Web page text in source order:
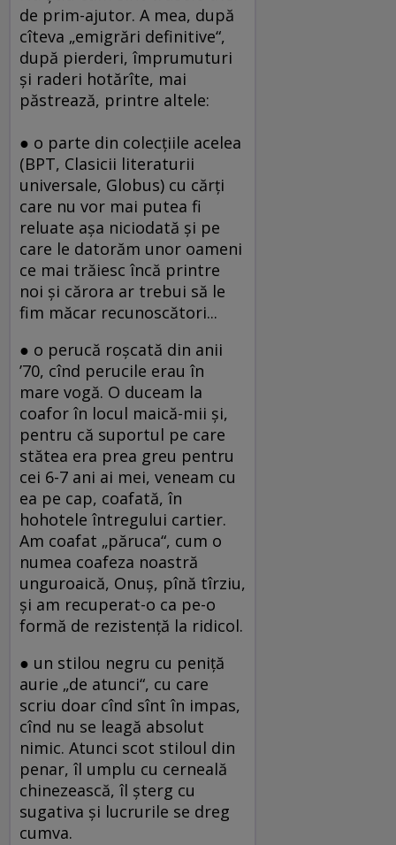
de prim-ajutor. A mea, după
cîteva „emigrări definitive“,
după pierderi, împrumuturi
şi raderi hotărîte, mai
păstrează, printre altele:
● o parte din colecţiile acelea
(BPT, Clasicii literaturii
universale, Globus) cu cărţi
care nu vor mai putea fi
reluate aşa niciodată şi pe
care le datorăm unor oameni
ce mai trăiesc încă printre
noi şi cărora ar trebui să le
fim măcar recunoscători...
● o perucă roşcată din anii
’70, cînd perucile erau în
mare vogă. O duceam la
coafor în locul maică-mii şi,
pentru că suportul pe care
stătea era prea greu pentru
cei 6-7 ani ai mei, veneam cu
ea pe cap, coafată, în
hohotele întregului cartier.
Am coafat „păruca“, cum o
numea coafeza noastră
unguroaică, Onuş, pînă tîrziu,
şi am recuperat-o ca pe-o
formă de rezistenţă la ridicol.
● un stilou negru cu peniţă
aurie „de atunci“, cu care
scriu doar cînd sînt în impas,
cînd nu se leagă absolut
nimic. Atunci scot stiloul din
penar, îl umplu cu cerneală
chinezească, îl şterg cu
sugativa şi lucrurile se dreg
cumva.